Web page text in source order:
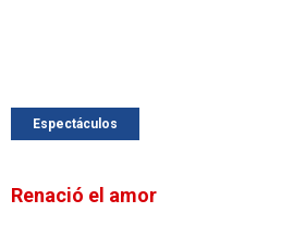
Espectáculos
Renació el amor